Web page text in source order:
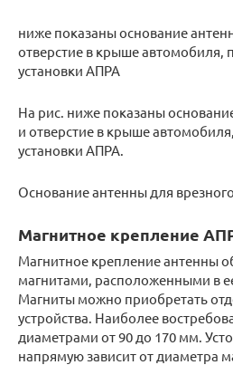
ниже показаны основание
отверстие в крыше автомобиля,
установки АПРА
На рис. ниже показаны
и отверстие в крыше
установки АПРА.
Основание антенны для
Магнитное крепление
Магнитное крепление антенны
магнитами, расположенными в
Магниты можно приобретать
устройства. Наиболее
диаметрами от 90 до 170 мм.
напрямую зависит от диаметра